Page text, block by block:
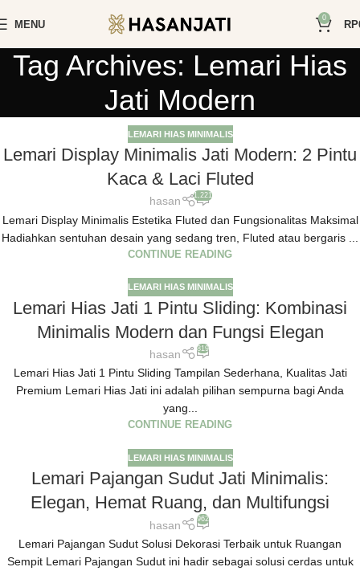
MENU
0
RP
Tag Archives: Lemari Hias
Jati Modern
LEMARI HIAS MINIMALIS
Lemari Display Minimalis Jati Modern: 2 Pintu
Kaca & Laci Fluted
hasan 1,221
Lemari Display Minimalis Estetika Fluted dan Fungsionalitas Maksimal
Hadiahkan sentuhan desain yang sedang tren, Fluted atau bergaris ...
CONTINUE READING
LEMARI HIAS MINIMALIS
Lemari Hias Jati 1 Pintu Sliding: Kombinasi
Minimalis Modern dan Fungsi Elegan
hasan 819
Lemari Hias Jati 1 Pintu Sliding Tampilan Sederhana, Kualitas Jati
Premium Lemari Hias Jati ini adalah pilihan sempurna bagi Anda
yang...
CONTINUE READING
LEMARI HIAS MINIMALIS
Lemari Pajangan Sudut Jati Minimalis:
Elegan, Hemat Ruang, dan Multifungsi
hasan 962
Lemari Pajangan Sudut Solusi Dekorasi Terbaik untuk Ruangan
Sempit Lemari Pajangan Sudut ini hadir sebagai solusi cerdas untuk